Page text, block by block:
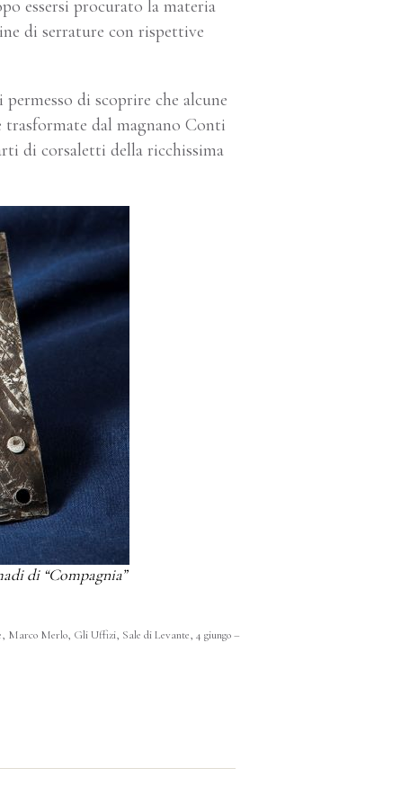
essersi procurato la materia
di serrature con rispettive
di scoprire che alcune
trasformate dal magnano Conti
di corsaletti della ricchissima
di “Compagnia”
Merlo, Gli Uffizi, Sale di Levante, 4 giungo –